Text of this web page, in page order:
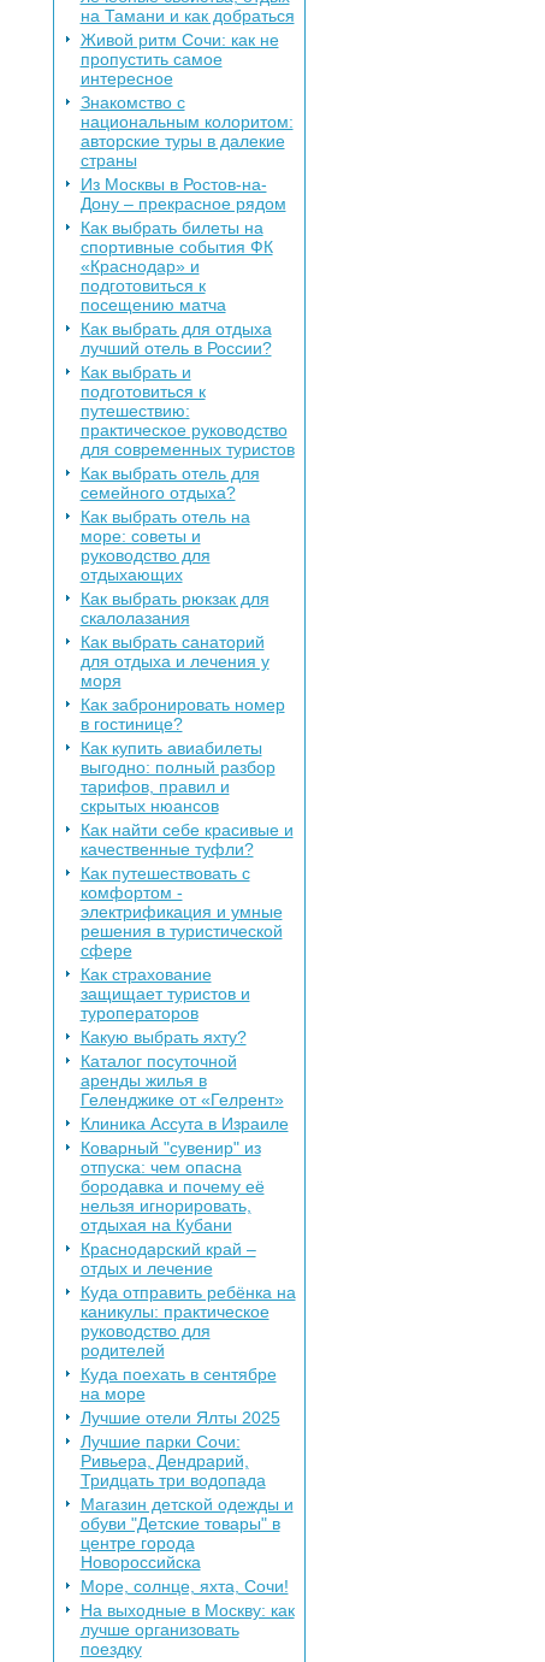
на Тамани и как добраться
Живой ритм Сочи: как не
пропустить самое
интересное
Знакомство с
национальным колоритом:
авторские туры в далекие
страны
Из Москвы в Ростов-на-
Дону – прекрасное рядом
Как выбрать билеты на
спортивные события ФК
«Краснодар» и
подготовиться к
посещению матча
Как выбрать для отдыха
лучший отель в России?
Как выбрать и
подготовиться к
путешествию:
практическое руководство
для современных туристов
Как выбрать отель для
семейного отдыха?
Как выбрать отель на
море: советы и
руководство для
отдыхающих
Как выбрать рюкзак для
скалолазания
Как выбрать санаторий
для отдыха и лечения у
моря
Как забронировать номер
в гостинице?
Как купить авиабилеты
выгодно: полный разбор
тарифов, правил и
скрытых нюансов
Как найти себе красивые и
качественные туфли?
Как путешествовать с
комфортом -
электрификация и умные
решения в туристической
сфере
Как страхование
защищает туристов и
туроператоров
Какую выбрать яхту?
Каталог посуточной
аренды жилья в
Геленджике от «Гелрент»
Клиника Ассута в Израиле
Коварный "сувенир" из
отпуска: чем опасна
бородавка и почему её
нельзя игнорировать,
отдыхая на Кубани
Краснодарский край –
отдых и лечение
Куда отправить ребёнка на
каникулы: практическое
руководство для
родителей
Куда поехать в сентябре
на море
Лучшие отели Ялты 2025
Лучшие парки Сочи:
Ривьера, Дендрарий,
Тридцать три водопада
Магазин детской одежды и
обуви "Детские товары" в
центре города
Новороссийска
Море, солнце, яхта, Сочи!
На выходные в Москву: как
лучше организовать
поездку